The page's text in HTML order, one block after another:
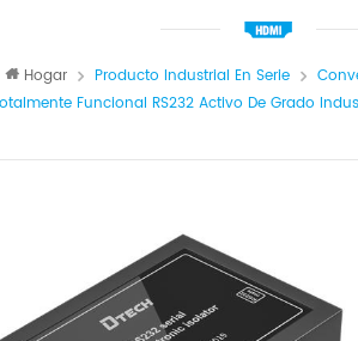
Hogar Producto Industrial En Serie
Funcional RS232 Activo De Grado